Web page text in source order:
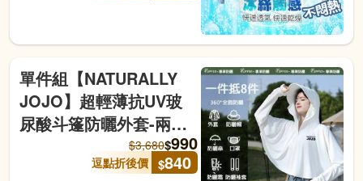
單件組【NATURALLY
JOJO】超輕薄抗UV玻
尿酸斗篷防曬外套-兩色
任選(防曬/玻尿酸/抗UV/
透氣排汗/不挑身形)-逗點
$3,680$990
逗點折後價 $840